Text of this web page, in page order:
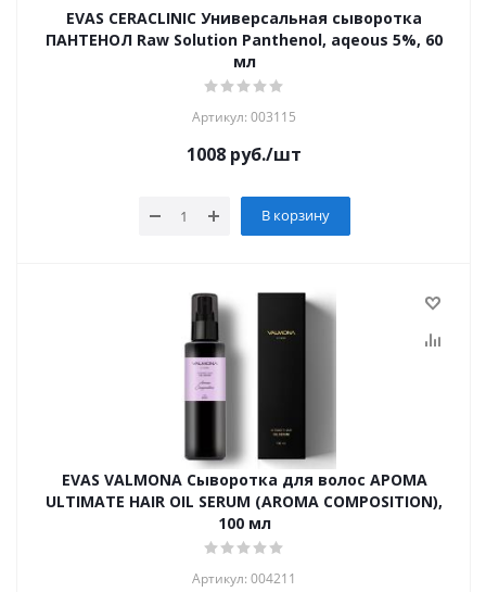
EVAS CERACLINIC Универсальная сыворотка
ПАНТЕНОЛ Raw Solution Panthenol, aqeous 5%, 60
мл
Артикул: 003115
1008 руб./шт
В корзину
EVAS VALMONA Сыворотка для волос АРОМА
ULTIMATE HAIR OIL SERUM (AROMA COMPOSITION),
100 мл
Артикул: 004211